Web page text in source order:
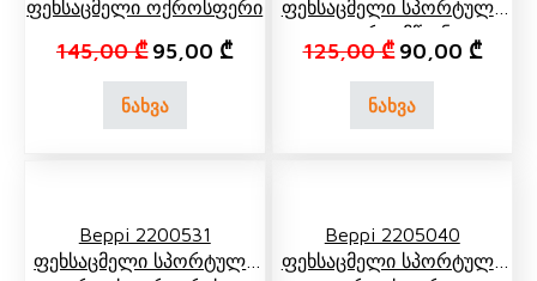
Ფეხსაცმელი Ოქროსფერი
145,00₾ Original price was: 145,00 ₾.
95,00 ₾Current price is: 95,00 ₾.
ნახვა
Ფეხსაცმელი Სპორტული
Თეთრი, Მწვანე
125,00₾ Original price
90,00 ₾
ნახვა
Beppi 2200531
Ფეხსაცმელი Სპორტული
Beppi 2205040
Ფეხსაცმელი Სპორტული